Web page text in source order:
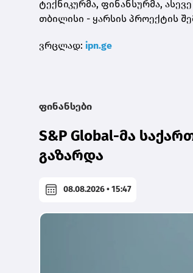
ტექნიკურმა, ფინანსურმა,
თბილისი - ყარსის პროექტის
ვრცლად: ipn.ge
ფინანსები
S&P Global-მა
გაზარდა
08.08.2026 • 15:47